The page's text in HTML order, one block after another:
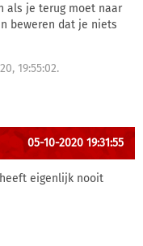
als je terug moet naar
beweren dat je niets
19:55:02.
05-10-2020 19:31:55
eigenlijk nooit